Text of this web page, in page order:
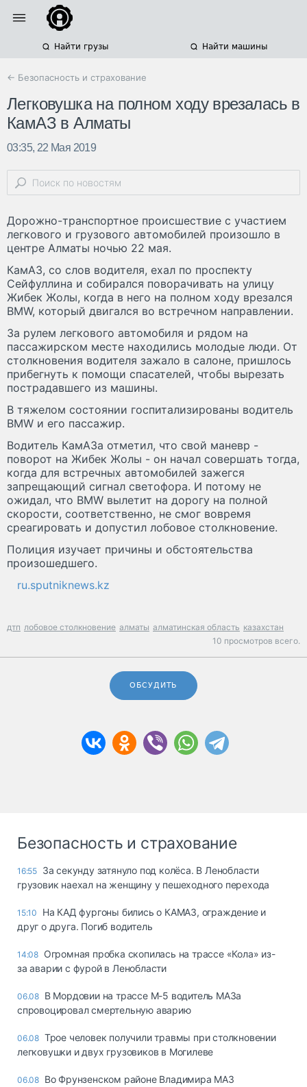
Найти грузы Найти машины
← Безопасность и страхование
Легковушка на полном ходу врезалась в
КамАЗ в Алматы
03:35, 22 Мая 2019
Дорожно-транспортное происшествие с участием
легкового и грузового автомобилей произошло в
центре Алматы ночью 22 мая.
КамАЗ, со слов водителя, ехал по проспекту
Сейфуллина и собирался поворачивать на улицу
Жибек Жолы, когда в него на полном ходу врезался
BMW, который двигался во встречном направлении.
За рулем легкового автомобиля и рядом на
пассажирском месте находились молодые люди. От
столкновения водителя зажало в салоне, пришлось
прибегнуть к помощи спасателей, чтобы вырезать
пострадавшего из машины.
В тяжелом состоянии госпитализированы водитель
BMW и его пассажир.
Водитель КамАЗа отметил, что свой маневр -
поворот на Жибек Жолы - он начал совершать тогда,
когда для встречных автомобилей зажегся
запрещающий сигнал светофора. И потому не
ожидал, что BMW вылетит на дорогу на полной
скорости, соответственно, не смог вовремя
среагировать и допустил лобовое столкновение.
Полиция изучает причины и обстоятельства
произошедшего.
ru.sputniknews.kz
дтп лобовое столкновение алматы алматинская область казахстан
10 просмотров всего.
ОБСУДИТЬ
Безопасность и страхование
16:55 За секунду затянуло под колёса. В Ленобласти
грузовик наехал на женщину у пешеходного перехода
15:10
На КАД фургоны бились о КАМАЗ, ограждение и
друг о друга. Погиб водитель
14:08 Огромная пробка скопилась на трассе «Кола» из-
за аварии с фурой в Ленобласти
06.08 В Мордовии на трассе М-5 водитель МАЗа
спровоцировал смертельную аварию
06.08 Трое человек получили травмы при столкновении
легковушки и двух грузовиков в Могилеве
06.08 Во Фрунзенском районе Владимира МАЗ